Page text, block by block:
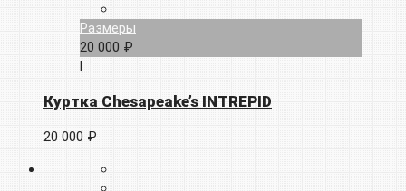
Размеры
20 000 ₽
l
Куртка Chesapeake’s INTREPID
20 000 ₽